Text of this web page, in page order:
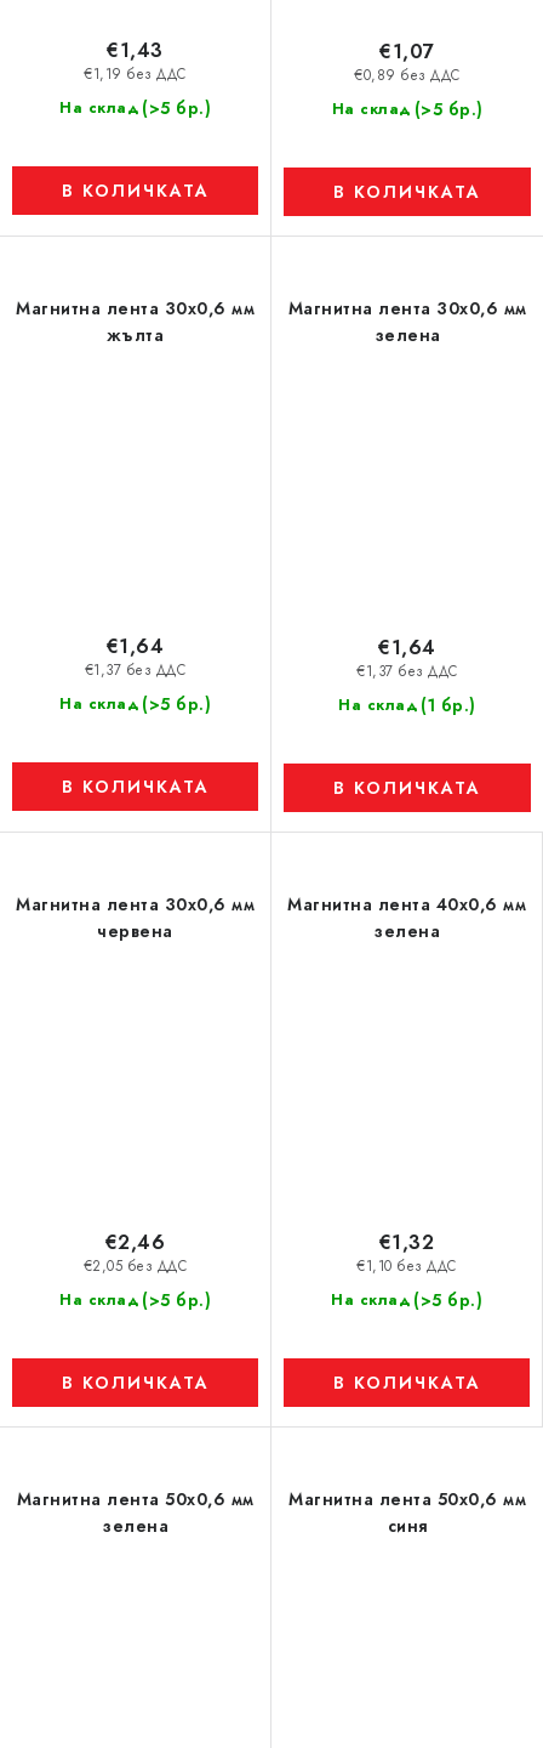
На склад (>5 бр.)
€1,19 без ДДС
€1,43
В КОЛИЧКАТА
На склад (>5 бр.)
€0,89 без ДДС
€1,07
В КОЛИЧКАТА
Магнитна лента 30x0,6 мм
жълта
На склад (>5 бр.)
€1,37 без ДДС
€1,64
В КОЛИЧКАТА
Магнитна лента 30x0,6 мм
зелена
На склад (1 бр.)
€1,37 без ДДС
€1,64
В КОЛИЧКАТА
Магнитна лента 30x0,6 мм
червена
На склад (>5 бр.)
€2,05 без ДДС
€2,46
В КОЛИЧКАТА
Магнитна лента 40x0,6 мм
зелена
На склад (>5 бр.)
€1,10 без ДДС
€1,32
В КОЛИЧКАТА
Магнитна лента 50x0,6 мм
зелена
Магнитна лента 50x0,6 мм
синя